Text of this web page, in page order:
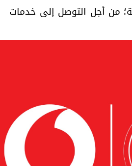
من أجل التوصل إلى خدمات